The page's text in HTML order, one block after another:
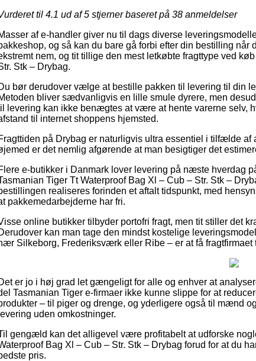
til 4.1 ud af 5 stjerner baseret på 38 anmeldelser
af e-handler giver nu til dags diverse
og så kan du bare gå forbi efter din bestilling
nem, og tit tillige den mest letkøbte fragttype ved
Stk – Drybag.
bør derudover vælge at bestille pakken til levering til din
bliver sædvanligvis en lille smule dyrere, men
levering kan ikke benægtes at være at hente varerne selv,
til internet shoppens hjemsted.
på Drybag er naturligvis ultra essentiel i tilfælde af
er det nemlig afgørende at man besigtiger det
e-butikker i Danmark lover levering på næste hverdag
Tiger Tt Waterproof Bag Xl – Cub – Str. Stk –
realiseres forinden et aftalt tidspunkt, med
pakkemedarbejderne har fri.
online butikker tilbyder portofri fragt, men tit stiller det
kan man tage den mindst kostelige
Silkeborg, Frederiksværk eller Ribe – er at få fragtfirmaet
er jo i høj grad let gængeligt for alle og enhver at
Tasmanian Tiger e-firmaer ikke kunne slippe for at
– til piger og drenge, og yderligere også til mænd
levering uden omkostninger.
gengæld kan det alligevel være profitabelt at udforske
Bag Xl – Cub – Str. Stk – Drybag forud for at du
pris.